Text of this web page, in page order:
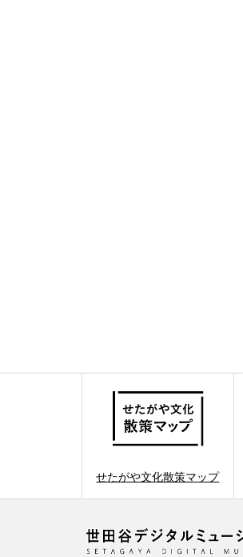
せたがや文化散策マップ